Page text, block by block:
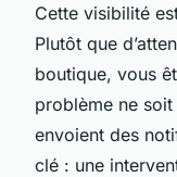
Cette visibilité
Plutôt que
boutique, vous
problème ne
envoient des
clé : une